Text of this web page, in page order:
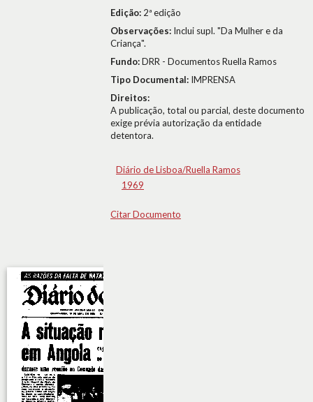
Edição: 2ª edição
Observações: Inclui supl. "Da Mulher e da
Criança".
Fundo:DRR - Documentos Ruella Ramos
Tipo Documental: IMPRENSA
Direitos:
A publicação, total ou parcial, deste documento
exige prévia autorização da entidade
detentora.
Diário de Lisboa/Ruella Ramos
1969
Citar Documento